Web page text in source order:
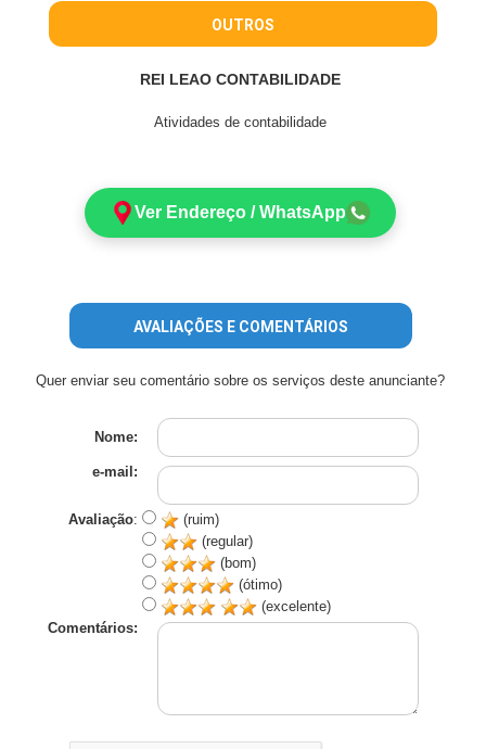
OUTROS
REI LEAO CONTABILIDADE
Atividades de contabilidade
Ver Endereço / WhatsApp
AVALIAÇÕES E COMENTÁRIOS
Quer enviar seu comentário sobre os serviços deste anunciante?
Nome:
e-mail:
Avaliação:
(ruim)
(regular)
(bom)
(ótimo)
(excelente)
Comentários: